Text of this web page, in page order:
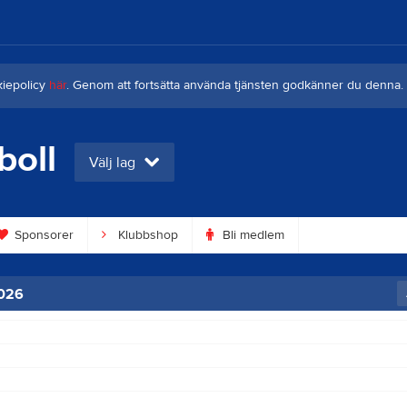
här. Genom att fortsätta använda tjänsten godkänner du denna.
Välj lag
Sponsorer Klubbshop Bli medlem